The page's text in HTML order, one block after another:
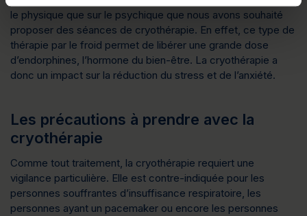
le physique que sur le psychique que nous avons souhaité
proposer des séances de cryothérapie. En effet, ce type de
thérapie par le froid permet de libérer une grande dose
d’endorphines, l’hormone du bien-être. La cryothérapie a
donc un impact sur la réduction du stress et de l’anxiété.
Les précautions à prendre avec la
cryothérapie
Comme tout traitement, la cryothérapie requiert une
vigilance particulière. Elle est contre-indiquée pour les
personnes souffrantes d’insuffisance respiratoire, les
personnes ayant un pacemaker ou encore les personnes